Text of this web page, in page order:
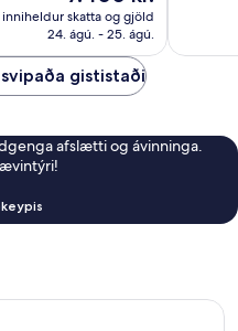
er
7.400 kr.
inniheldur skatta og gjöld
24. ágú. - 25. ágú.
gististaði
afslætti og ávinninga.